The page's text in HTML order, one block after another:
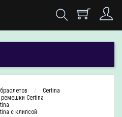
Certina
Certina
с клипсой